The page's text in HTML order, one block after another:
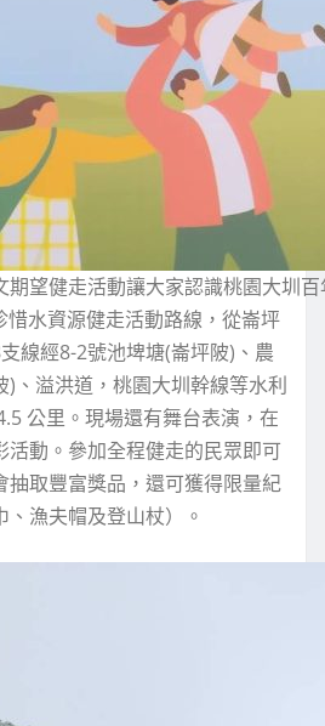
期望健走活動讓大家認識桃園大圳
惜水資源健走活動路線，從崙坪
線經8-2號池埤塘(崙坪陂)、農
)、溢洪道，桃園大圳幹線等水利
公里。現場還有舞台表演，在
活動。參加全程健走的民眾即可
抽取豐富獎品，還可獲得限量紀
漁夫帽及登山杖）。